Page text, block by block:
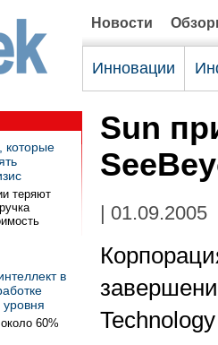
Новости
Инновации
которые
теряют
в
уровня
60%
Sun
| 01.09.2005